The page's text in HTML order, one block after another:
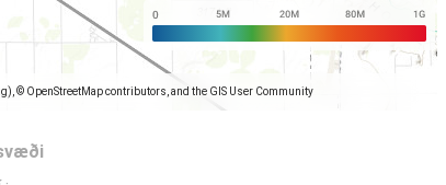
© OpenStreetMap contributors, and the GIS User Community